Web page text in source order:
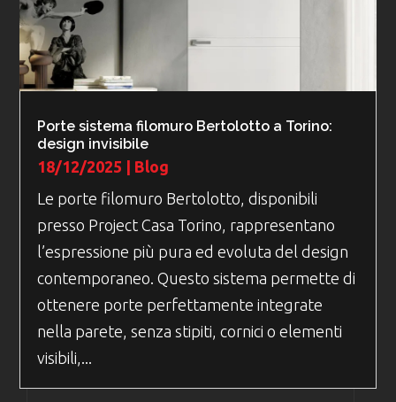
Porte sistema filomuro Bertolotto a Torino:
design invisibile
18/12/2025 | Blog
Le porte filomuro Bertolotto, disponibili
presso Project Casa Torino, rappresentano
l’espressione più pura ed evoluta del design
contemporaneo. Questo sistema permette di
ottenere porte perfettamente integrate
nella parete, senza stipiti, cornici o elementi
visibili,...